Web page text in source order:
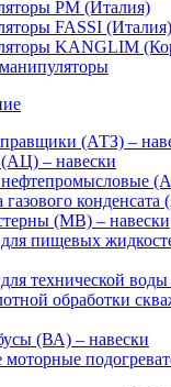
PM (Италия)
FASSI (Италия)
KANGLIM
(АТЗ) –
– навески
газового
(МВ) – навески
пищевых
технической
обработки
(ВА) – навески
моторные